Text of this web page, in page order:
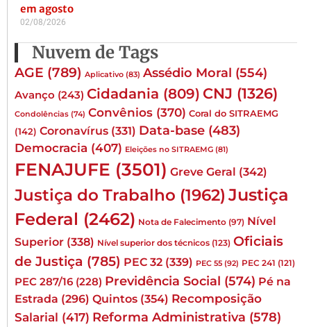
em agosto
02/08/2026
Nuvem de Tags
AGE (789) Aplicativo (83) Assédio Moral (554)
Avanço (243) Cidadania (809) CNJ (1326)
Condolências (74) Convênios (370) Coral do SITRAEMG
(142) Coronavírus (331) Data-base (483)
Democracia (407) Eleições no SITRAEMG (81)
FENAJUFE (3501) Greve Geral (342)
Justiça do Trabalho (1962) Justiça
Federal (2462) Nota de Falecimento (97) Nível
Superior (338) Nível superior dos técnicos (123) Oficiais
de Justiça (785) PEC 32 (339) PEC 55 (92) PEC 241 (121)
PEC 287/16 (228) Previdência Social (574) Pé na
Estrada (296) Quintos (354) Recomposição
Salarial (417) Reforma Administrativa (578)